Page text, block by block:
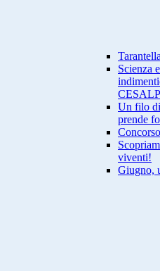
Tarantella
Scienza
Un filo
prende
viventi!
Giugno,